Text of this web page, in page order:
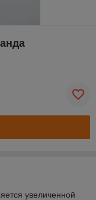
увеличенной